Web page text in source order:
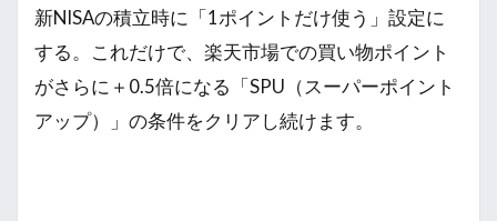
新NISAの積立時に「1ポイントだけ使う」設定に
する。これだけで、楽天市場での買い物ポイント
がさらに＋0.5倍になる「SPU（スーパーポイント
アップ）」の条件をクリアし続けます。